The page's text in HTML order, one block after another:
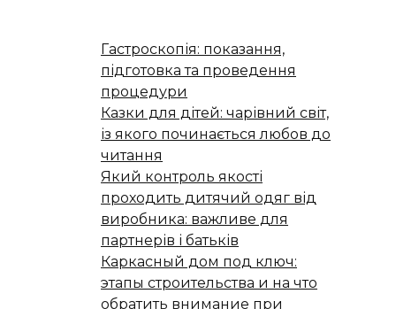
Гастроскопія: показання,
підготовка та проведення
процедури
Казки для дітей: чарівний світ,
із якого починається любов до
читання
Який контроль якості
проходить дитячий одяг від
виробника: важливе для
партнерів і батьків
Каркасный дом под ключ:
этапы строительства и на что
обратить внимание при